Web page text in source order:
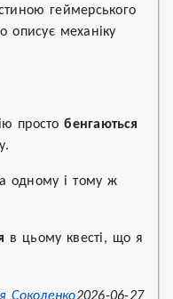
геймерського
описує механіку
простобенгаються
одному і тому ж
в цьому квесті, що я